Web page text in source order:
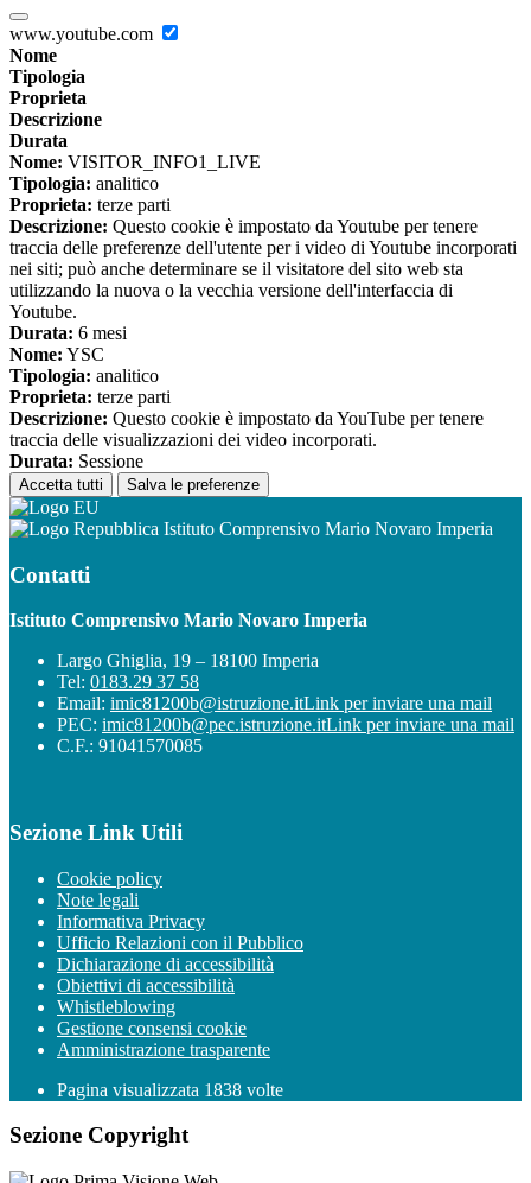
www.youtube.com
Nome
Tipologia
Proprieta
Descrizione
Durata
Nome: VISITOR_INFO1_LIVE
Tipologia: analitico
Proprieta: terze parti
Descrizione: Questo cookie è impostato da Youtube per tenere
traccia delle preferenze dell'utente per i video di Youtube incorporati
nei siti; può anche determinare se il visitatore del sito web sta
utilizzando la nuova o la vecchia versione dell'interfaccia di
Youtube.
Durata: 6 mesi
Nome: YSC
Tipologia: analitico
Proprieta: terze parti
Descrizione: Questo cookie è impostato da YouTube per tenere
traccia delle visualizzazioni dei video incorporati.
Durata: Sessione
Accetta tutti Salva le preferenze
Istituto Comprensivo Mario Novaro Imperia
Contatti
Istituto Comprensivo Mario Novaro Imperia
Largo Ghiglia, 19 – 18100 Imperia
Tel: 0183.29 37 58
Email: imic81200b@istruzione.itLink per inviare una mail
PEC: imic81200b@pec.istruzione.itLink per inviare una mail
C.F.: 91041570085
Sezione Link Utili
Cookie policy
Note legali
Informativa Privacy
Ufficio Relazioni con il Pubblico
Dichiarazione di accessibilità
Obiettivi di accessibilità
Whistleblowing
Gestione consensi cookie
Amministrazione trasparente
Pagina visualizzata 1838 volte
Sezione Copyright